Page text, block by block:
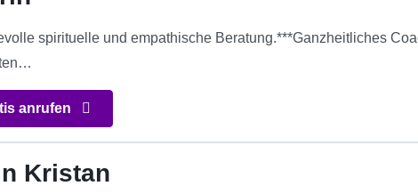
spirituelle und empathische Beratung.***Ganzheitliches
anrufen
Kristan